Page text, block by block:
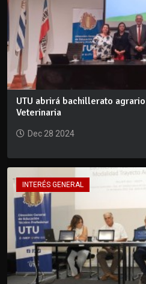
UTU abrirá bachillerato
Veterinaria
Dec 28 2024
INTERÉS GENERAL